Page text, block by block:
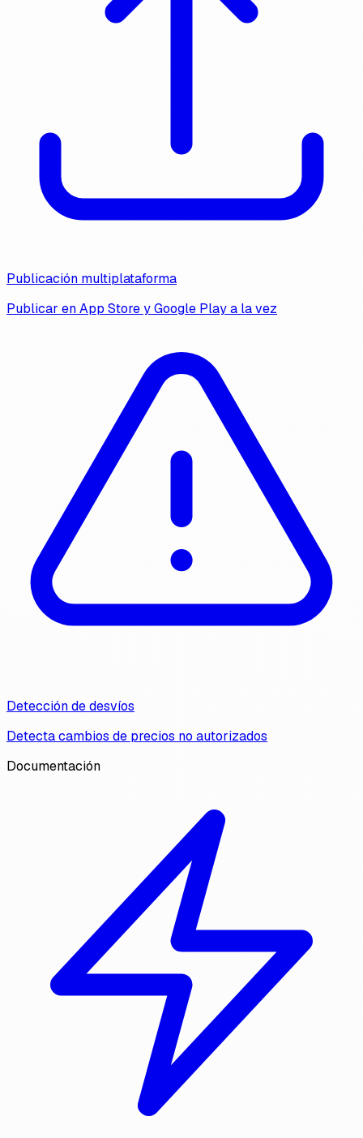
Publicación multiplataforma
Publicar en App Store y Google Play a la vez
Detección de desvíos
Detecta cambios de precios no autorizados
Documentación